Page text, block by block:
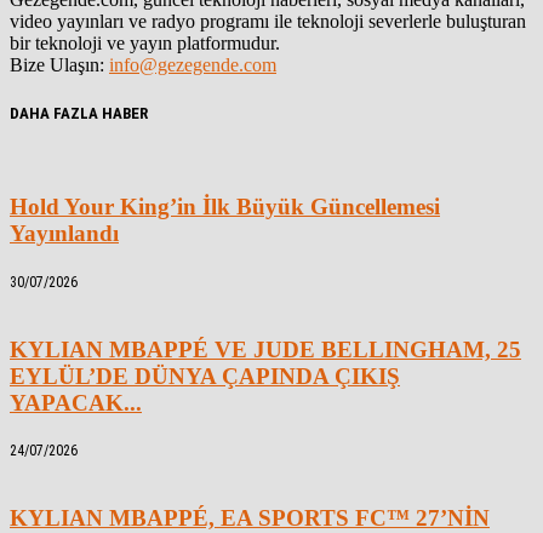
video yayınları ve radyo programı ile teknoloji severlerle buluşturan
bir teknoloji ve yayın platformudur.
Bize Ulaşın: info@gezegende.com
DAHA FAZLA HABER
Hold Your King’in İlk Büyük Güncellemesi
Yayınlandı
30/07/2026
KYLIAN MBAPPÉ VE JUDE BELLINGHAM, 25
EYLÜL’DE DÜNYA ÇAPINDA ÇIKIŞ
YAPACAK...
24/07/2026
KYLIAN MBAPPÉ, EA SPORTS FC™ 27’NİN